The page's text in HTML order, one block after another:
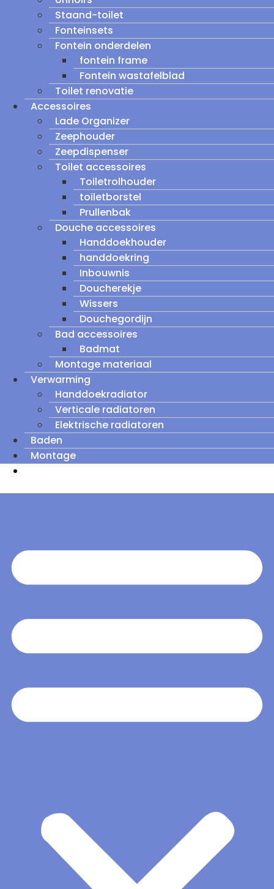
Staand-toilet
Fonteinsets
Fontein onderdelen
fontein frame
Fontein wastafelblad
Toilet renovatie
Accessoires
Lade Organizer
Zeephouder
Zeepdispenser
Toilet accessoires
Toiletrolhouder
toiletborstel
Prullenbak
Douche accessoires
Handdoekhouder
handdoekring
Inbouwnis
Doucherekje
Wissers
Douchegordijn
Bad accessoires
Badmat
Montage materiaal
Verwarming
Handdoekradiator
Verticale radiatoren
Elektrische radiatoren
Baden
Montage